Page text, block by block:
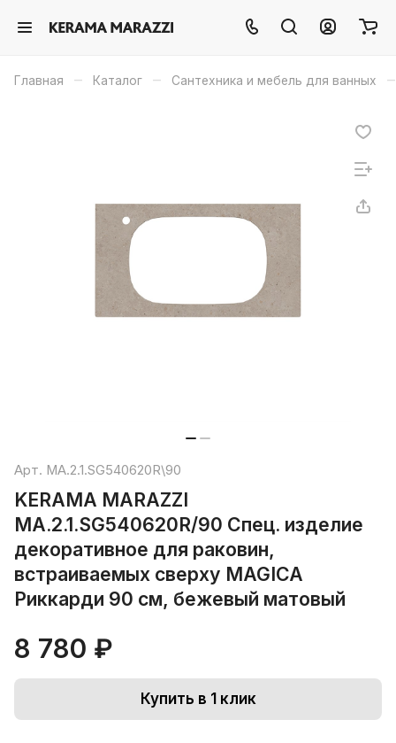
Главная – Каталог – Сантехника и мебель для ванных –
Арт. MA.2.1.SG540620R\90
KERAMA MARAZZI
MA.2.1.SG540620R/90 Спец. изделие
декоративное для раковин,
встраиваемых сверху MAGICA
Риккарди 90 см, бежевый матовый
8 780 ₽
Купить в 1 клик